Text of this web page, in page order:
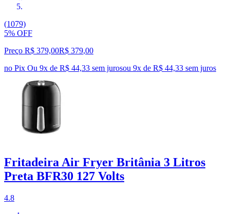
(1079)
5% OFF
Preço R$ 379,00R$ 379,00
no Pix Ou 9x de R$ 44,33 sem jurosou 9x de R$ 44,33 sem juros
Fritadeira Air Fryer Britânia 3 Litros
Preta BFR30 127 Volts
4.8